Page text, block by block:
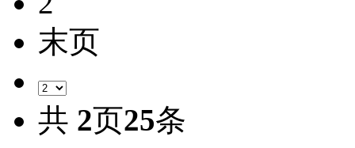
末页
共 2页25条